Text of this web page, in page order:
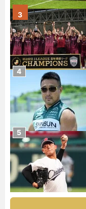
3
4
5